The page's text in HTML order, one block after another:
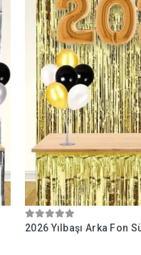
2026 Yılbaşı Arka Fon